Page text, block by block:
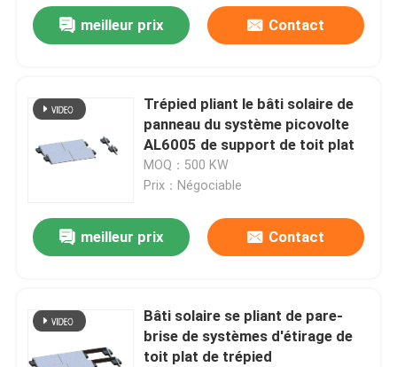
meilleur prix Contact
Trépied pliant le bâti solaire de
panneau du système picovolte
AL6005 de support de toit plat
MOQ：500 KW
Prix：Négociable
meilleur prix Contact
Bâti solaire se pliant de pare-
brise de systèmes d'étirage de
toit plat de trépied